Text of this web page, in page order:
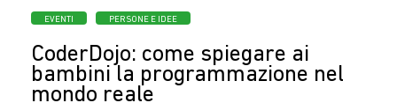
Categorie
EVENTI PERSONE E IDEE
CoderDojo: come spiegare ai
bambini la programmazione nel
mondo reale